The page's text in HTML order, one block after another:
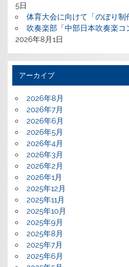
5日
体育大会に向けて「のぼり制
吹奏楽部「中部日本吹奏楽コ
2026年8月1日
アーカイブ
2026年8月
2026年7月
2026年6月
2026年5月
2026年4月
2026年3月
2026年2月
2026年1月
2025年12月
2025年11月
2025年10月
2025年9月
2025年8月
2025年7月
2025年6月